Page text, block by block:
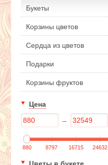
Букеты
Корзины цветов
Сердца из цветов
Подарки
Корзины фруктов
Цена
–
880 8797 16715 24632